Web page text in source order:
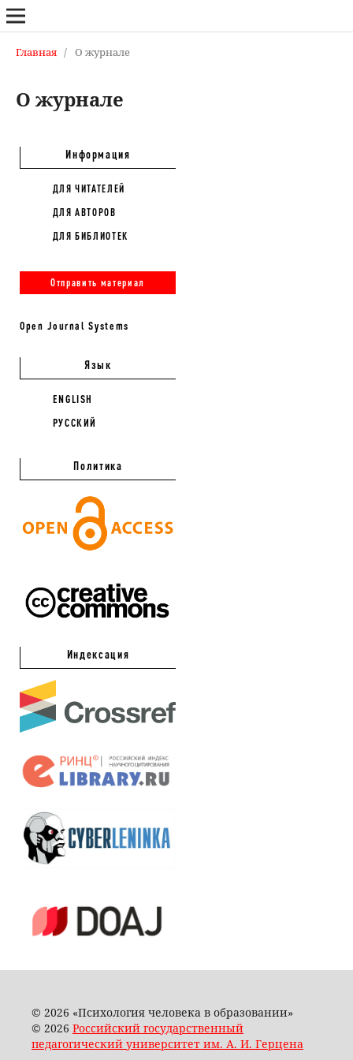
Главная / О журнале
О журнале
Информация
ДЛЯ ЧИТАТЕЛЕЙ
ДЛЯ АВТОРОВ
ДЛЯ БИБЛИОТЕК
Отправить материал
Open Journal Systems
Язык
ENGLISH
РУССКИЙ
Политика
Индексация
© 2026 «Психология человека в образовании»
© 2026 Российский государственный
педагогический университет им. А. И. Герцена